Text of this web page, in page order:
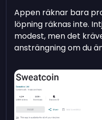
Appen räknar bara
löpning räknas inte.
modest, men det
ansträngning om du